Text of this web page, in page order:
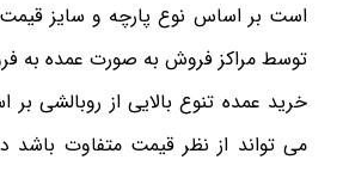
است بر اساس نوع پارچه و سایز
توسط مراکز فروش به صورت عمده به
خرید عمده تنوع بالایی از روبالشی
می تواند از نظر قیمت متفاوت باشد